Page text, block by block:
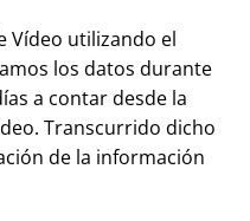
Vídeo utilizando el
los datos durante
a contar desde la
Transcurrido dicho
de la información